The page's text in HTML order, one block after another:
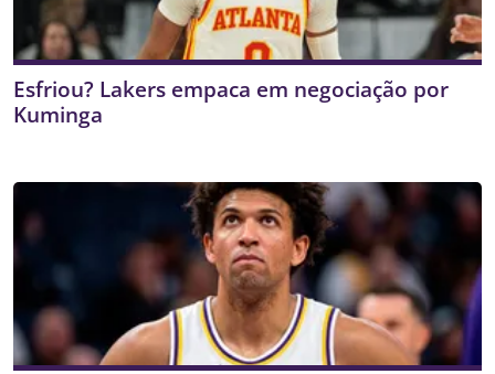
Esfriou? Lakers empaca em negociação por
Kuminga